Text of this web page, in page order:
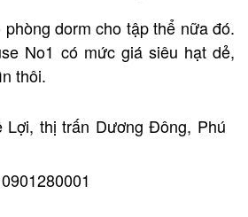
dorm cho tập thể nữa đó.
No1 có mức giá siêu hạt dẻ,
thôi.
thị trấn Dương Đông, Phú